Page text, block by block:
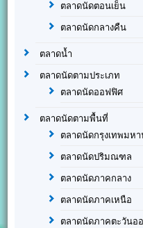
ตลาดนัดตอนเย็น
ตลาดนัดกลางคืน
ตลาดน้ำ
ตลาดนัดตามประเภท
ตลาดนัดออฟฟิศ
ตลาดนัดตามพื้นที่
ตลาดนัดกรุงเทพมห
ตลาดนัดปริมณฑล
ตลาดนัดภาคกลาง
ตลาดนัดภาคเหนือ
ตลาดนัดภาคตะวันอ